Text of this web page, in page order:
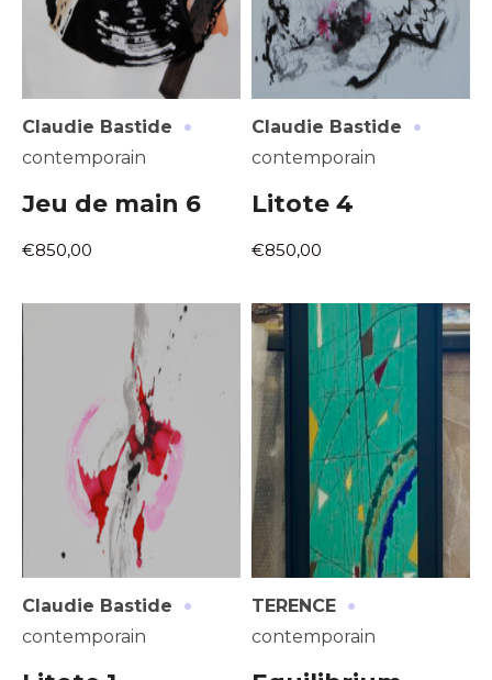
Nom
J'accepte les termes et conditions
* Champ obligatoire
Adresse email*
Nom
Statut / Organisation
J'accepte lestermes et conditions
* Champ obligatoire
Claudie Bastide ·
contemporain
Jeu de main 6
€850,00
Claudie Bastide ·
contemporain
Litote 4
€850,00
Claudie Bastide ·
contemporain
TERENCE ·
contemporain